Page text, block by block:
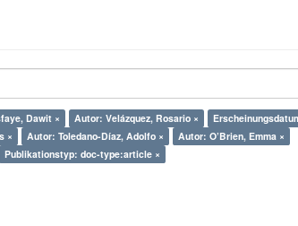
Dawit × Autor: Velázquez, Rosario ×
× Autor: Toledano-Díaz, Adolfo ×
Autor: O’Brien, Emma ×
Publikationstyp: doc-type:article ×